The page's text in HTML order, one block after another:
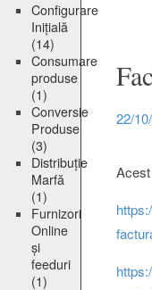
Configurare
Inițială
(14)
Consumare
produse
(1)
Conversie
Produse
(3)
Distribuție
Marfă
(1)
Furnizori
Online
și
feeduri
(1)
22/